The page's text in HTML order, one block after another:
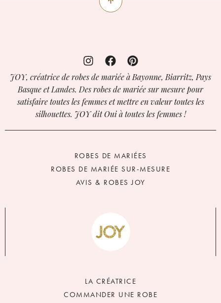
JOY, créatrice de robes de mariée à Bayonne, Biarritz, Pays
Basque et Landes. Des robes de mariée sur mesure pour
satisfaire toutes les femmes et mettre en valeur toutes les
silhouettes. JOY dit Oui à toutes les femmes !
ROBES DE MARIÉES
ROBES DE MARIÉE SUR-MESURE
AVIS & ROBES JOY
LA CRÉATRICE
COMMANDER UNE ROBE